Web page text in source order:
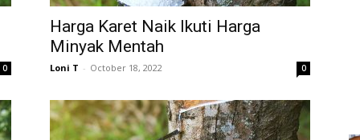
0
Harga Karet Naik Ikuti Harga
Minyak Mentah
Loni T - October 18, 2022 0